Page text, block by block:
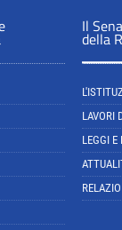
Il
della
LAVORI
LEGGI E